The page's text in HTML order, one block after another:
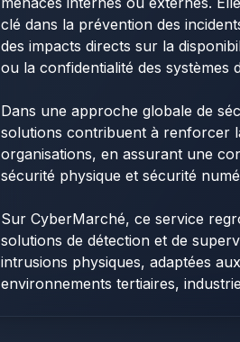
clé dans la prévention des
des impacts directs sur la
ou la confidentialité des systèmes
Dans une approche globale de
solutions contribuent à renforcer
organisations, en assurant une
sécurité physique et sécurité
Sur CyberMarché, ce service
solutions de détection et de
intrusions physiques, adaptées aux
environnements tertiaires,